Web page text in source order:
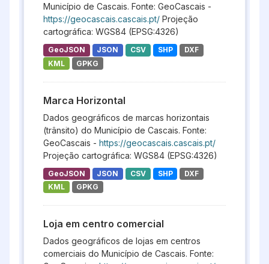
Município de Cascais. Fonte: GeoCascais -
https://geocascais.cascais.pt/ Projeção
cartográfica: WGS84 (EPSG:4326)
GeoJSON JSON CSV SHP
DXF
KML
GPKG
Marca Horizontal
Dados geográficos de marcas horizontais
(trânsito) do Município de Cascais. Fonte:
GeoCascais - https://geocascais.cascais.pt/
Projeção cartográfica: WGS84 (EPSG:4326)
GeoJSON JSON CSV SHP
DXF
KML
GPKG
Loja em centro comercial
Dados geográficos de lojas em centros
comerciais do Município de Cascais. Fonte: